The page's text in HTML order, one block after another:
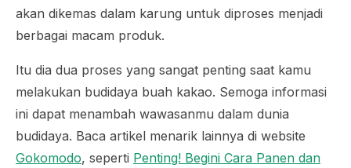
akan dikemas dalam karung untuk diproses menjadi
berbagai macam produk.
Itu dia dua proses yang sangat penting saat kamu
melakukan budidaya buah kakao. Semoga informasi
ini dapat menambah wawasanmu dalam dunia
budidaya. Baca artikel menarik lainnya di website
Gokomodo, seperti Penting! Begini Cara Panen dan